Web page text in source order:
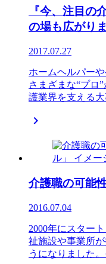
『今、注目の
の場も広がり
2017.07.27
ホームヘルパー
さまざまな“プロ
護業界を支える

介護職の可能
2016.07.04
2000年にスター
祉施設や事業所
うになりました